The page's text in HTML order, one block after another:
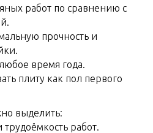
работ по сравнению с
прочность и
время года.
плиту как пол первого
выделить:
работ.